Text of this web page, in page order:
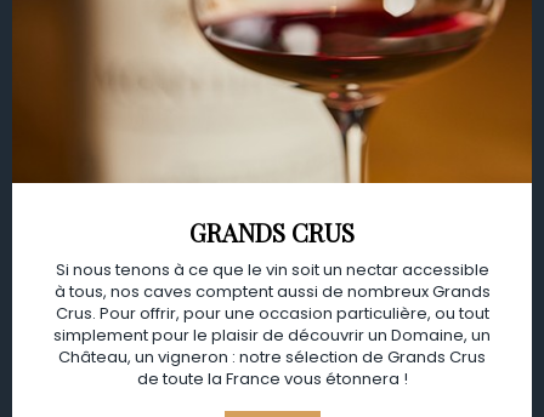
GRANDS CRUS
Si nous tenons à ce que le vin soit un nectar accessible
à tous, nos caves comptent aussi de nombreux Grands
Crus. Pour offrir, pour une occasion particulière, ou tout
simplement pour le plaisir de découvrir un Domaine, un
Château, un vigneron : notre sélection de Grands Crus
de toute la France vous étonnera !